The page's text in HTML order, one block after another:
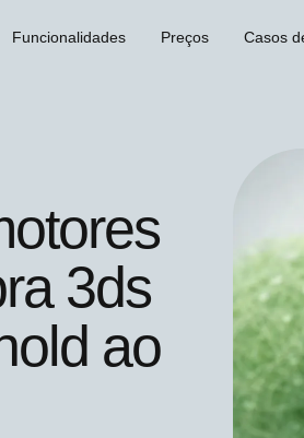
Funcionalidades Preços Casos
3ds
ao